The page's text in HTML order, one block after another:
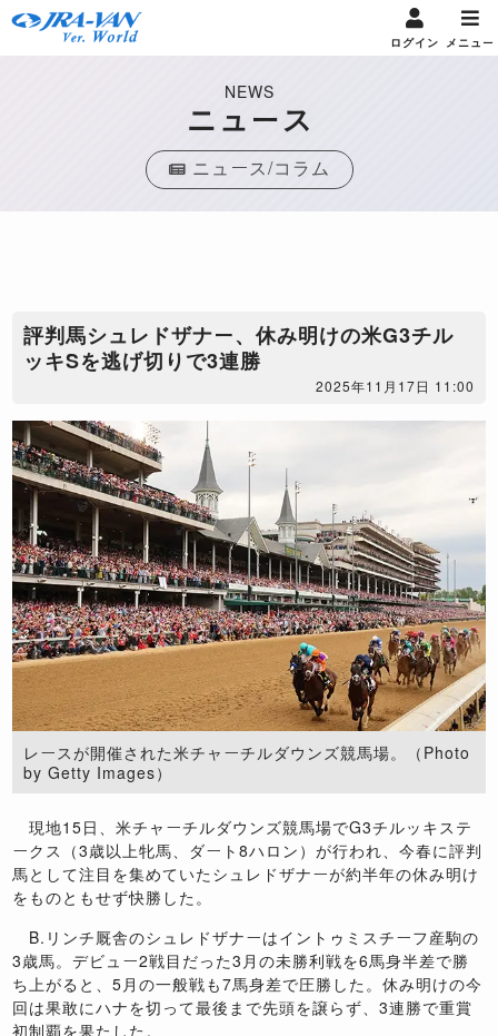
ログイン メニュー
NEWS
ニュース
ニュース/コラム
​評判馬シュレドザナー、休み明けの米G3チル
ッキSを逃げ切りで3連勝
2025年11月17日 11:00
レースが開催された米チャーチルダウンズ競馬場。（Photo
by Getty Images）
現地15日、米チャーチルダウンズ競馬場でG3チルッキステ
ークス（3歳以上牝馬、ダート8ハロン）が行われ、今春に評判
馬として注目を集めていたシュレドザナーが約半年の休み明け
をものともせず快勝した。
B.リンチ厩舎のシュレドザナーはイントゥミスチーフ産駒の
3歳馬。デビュー2戦目だった3月の未勝利戦を6馬身半差で勝
ち上がると、5月の一般戦も7馬身差で圧勝した。休み明けの今
回は果敢にハナを切って最後まで先頭を譲らず、3連勝で重賞
初制覇を果たした。